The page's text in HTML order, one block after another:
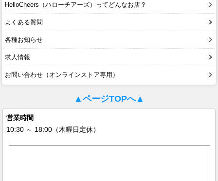
HelloCheers（ハローチアーズ）ってどんなお店？
よくある質問
各種お知らせ
求人情報
お問い合わせ（オンラインストア専用）
▲ページTOPへ▲
営業時間
10:30 ～ 18:00（木曜日定休）